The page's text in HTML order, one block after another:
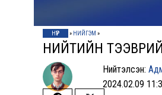
НҮҮР » НИЙГЭМ »
НИЙТИЙН
Нийтэлсэн:
2024.02.09